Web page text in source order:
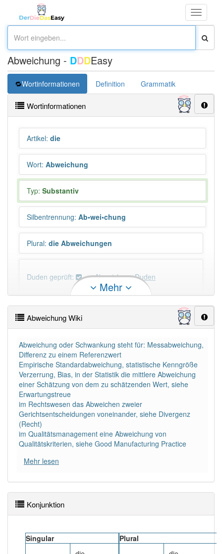
Toggle
Abweichung - DDDEasy
Wortinformationen Definition Grammatik
Wortinformationen
Artikel: die
Wort: Abweichung
Typ: Substantiv
Silbentrennung: Ab•wei•chung
Plural: die Abweichungen
Duden geprüft: Abweichung Duden
×
Wörter, die mit "-ung" enden, haben fast immer
DER:127 Ausnahmen Beispiele
DIE:11 043
DAS:2Ausnahmen Beispiele
PowerIndex:676
Häufigkeit: 6 von 10
Wörter mit Endung-abweichung: 5
Wörter mit Endung-abweichungaber mit einem
Mehr
Abweichung Wiki
Abweichung oder Schwankung steht für: Messabweichung,
Differenz zu einem Referenzwert
Empirische Standardabweichung, statistische Kenngröße
Verzerrung, Bias, in der Statistik die mittlere Abweichung
einer Schätzung von dem zu schätzenden Wert, siehe
Erwartungstreue
im Rechtswesen das Abweichen zweier
Gerichtsentscheidungen voneinander, siehe Divergenz
(Recht)
im Qualitätsmanagement eine Abweichung von
Qualitätskriterien, siehe Good Manufacturing Practice
Mehr lesen
Konjunktion
Singular Plural